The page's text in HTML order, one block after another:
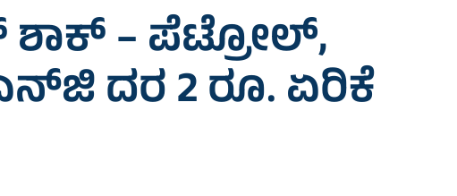
ಶಾಕ್‌ – ಪೆಟ್ರೋಲ್‌,
ದರ 2 ರೂ. ಏರಿಕೆ